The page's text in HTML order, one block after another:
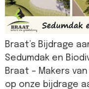
Braat’s Bijdrage
Sedumdak en
Braat – Makers
op onze bijdrage